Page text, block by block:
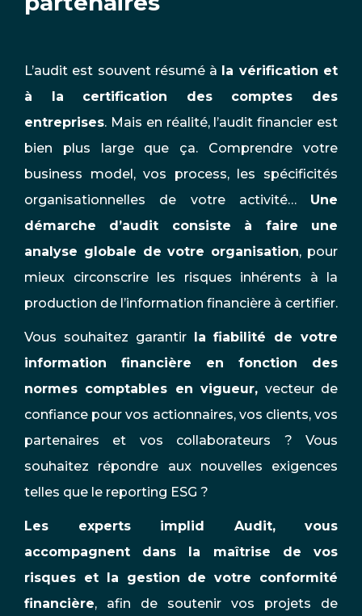
L’audit est souvent résumé à la vérification et
à la certification des comptes des
entreprises. Mais en réalité, l’audit financier est
bien plus large que ça. Comprendre votre
business model, vos process, les spécificités
organisationnelles de votre activité… Une
démarche d’audit consiste à faire une
analyse globale de votre organisation, pour
mieux circonscrire les risques inhérents à la
production de l’information financière à certifier.
Vous souhaitez garantir la fiabilité de votre
information financière en fonction des
normes comptables en vigueur, vecteur de
confiance pour vos actionnaires, vos clients, vos
partenaires et vos collaborateurs ? Vous
souhaitez répondre aux nouvelles exigences
telles que le reporting ESG ?
Les experts implid Audit, vous
accompagnent dans la maîtrise de vos
risques et la gestion de votre conformité
financière, afin de soutenir vos projets de